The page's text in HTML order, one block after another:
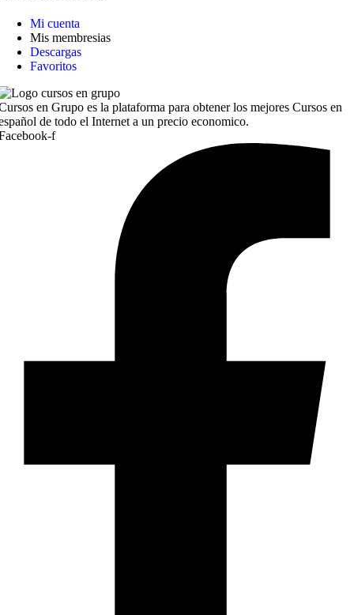
Mi cuenta
Mis membresias
Descargas
Favoritos
en Grupo es la plataforma para obtener los mejores Cursos en
de todo el Internet a un precio economico.
f